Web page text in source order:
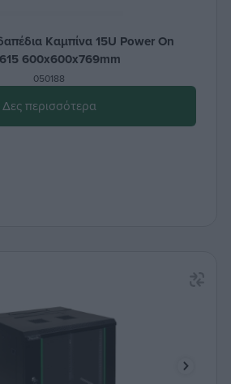
Καμπίνα 15U Power On
600x600x769mm
050188
Δες περισσότερα